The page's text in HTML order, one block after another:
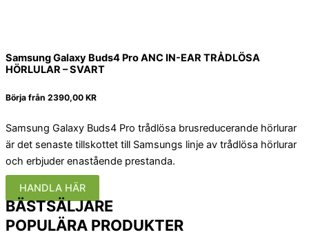
Samsung Galaxy Buds4 Pro ANC IN-EAR TRÅDLÖSA
HÖRLULAR – SVART
Börja från 2390,00 KR
Samsung Galaxy Buds4 Pro trådlösa brusreducerande hörlurar
är det senaste tillskottet till Samsungs linje av trådlösa hörlurar
och erbjuder enastående prestanda.
HANDLA HÄR
BÄSTSÄLJARE
POPULÄRA PRODUKTER